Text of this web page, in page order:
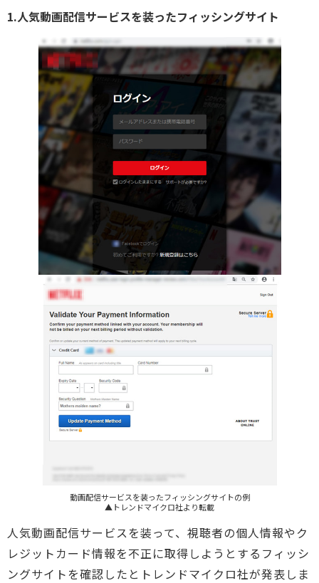
1.人気動画配信サービスを装ったフィッシングサイト
動画配信サービスを装ったフィッシングサイトの例
▲トレンドマイクロ社より転載
人気動画配信サービスを装って、視聴者の個人情報やク
レジットカード情報を不正に取得しようとするフィッシ
ングサイトを確認したとトレンドマイクロ社が発表しま